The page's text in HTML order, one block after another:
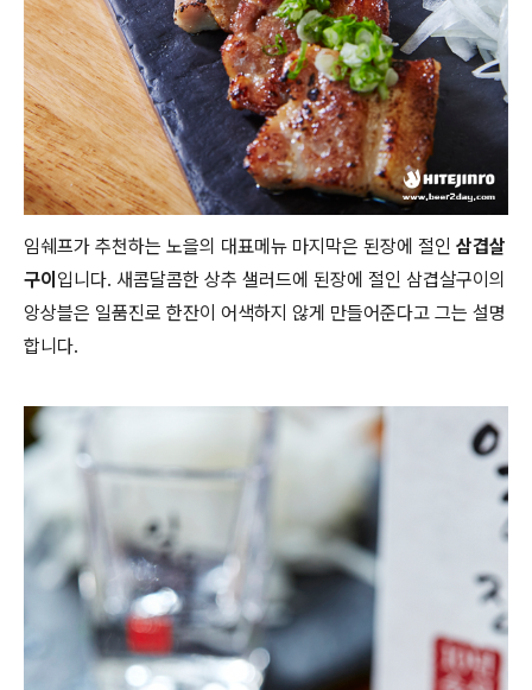
임쉐프가 추천하는 노을의 대표메뉴 마지막은 된장에 절인 삼겹살
구이 입니다. 새콤달콤한 상추 샐러드에 된장에 절인 삼겹살구이의
앙상블은 일품진로 한잔이 어색하지 않게 만들어준다고 그는 설명
합니다.